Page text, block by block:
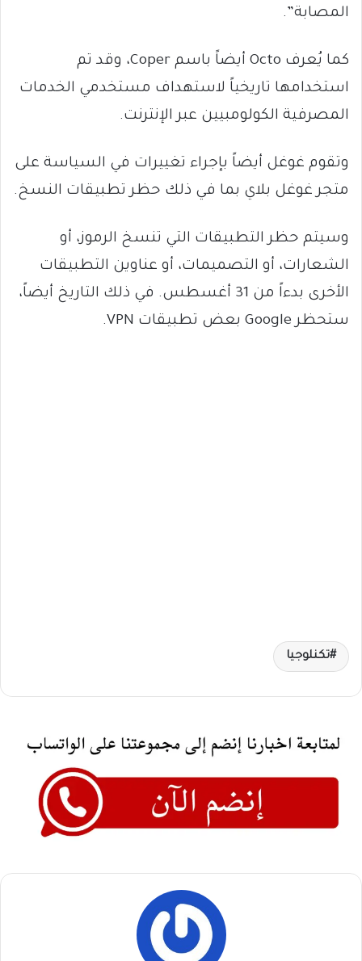
المصابة”.
كما يُعرف Octo أيضاً باسم Coper، وقد تم
استخدامها تاريخياً لاستهداف مستخدمي الخدمات
المصرفية الكولومبيين عبر الإنترنت.
وتقوم غوغل أيضاً بإجراء تغييرات في السياسة على
متجر غوغل بلاي بما في ذلك حظر تطبيقات النسخ.
وسيتم حظر التطبيقات التي تنسخ الرموز، أو
الشعارات، أو التصميمات، أو عناوين التطبيقات
الأخرى بدءاً من 31 أغسطس. في ذلك التاريخ أيضاً،
ستحظر Google بعض تطبيقات VPN.
تكنلوجيا